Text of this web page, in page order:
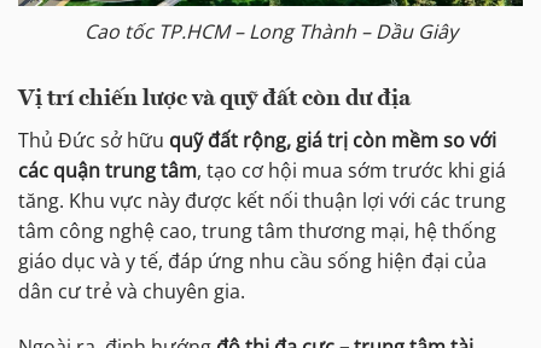
Cao tốc TP.HCM – Long Thành – Dầu Giây
Vị trí chiến lược và quỹ đất còn dư địa
Thủ Đức sở hữu quỹ đất rộng, giá trị còn mềm so với
các quận trung tâm, tạo cơ hội mua sớm trước khi giá
tăng. Khu vực này được kết nối thuận lợi với các trung
tâm công nghệ cao, trung tâm thương mại, hệ thống
giáo dục và y tế, đáp ứng nhu cầu sống hiện đại của
dân cư trẻ và chuyên gia.